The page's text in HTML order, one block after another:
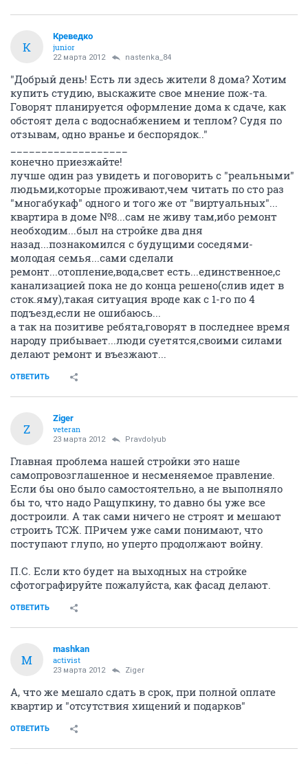
К
Креведко
junior
22 марта 2012 nastenka_84
"Добрый день! Есть ли здесь жители 8 дома? Хотим
купить студию, выскажите свое мнение пож-та.
Говорят планируется оформление дома к сдаче, как
обстоят дела с водоснабжением и теплом? Судя по
отзывам, одно вранье и беспорядок.."
конечно приезжайте!
лучше один раз увидеть и поговорить с "реальными"
людьми,которые проживают,чем читать по сто раз
"многабукаф" одного и того же от "виртуальных"...
квартира в доме №8...сам не живу там,ибо ремонт
необходим...был на стройке два дня
назад...познакомился с будущими соседями-
молодая семья...сами сделали
ремонт...отопление,вода,свет есть...единственное,с
канализацией пока не до конца решено(слив идет в
сток.яму),такая ситуация вроде как с 1-го по 4
подъезд,если не ошибаюсь...
а так на позитиве ребята,говорят в последнее время
народу прибывает...люди суетятся,своими силами
делают ремонт и въезжают...
ОТВЕТИТЬ
Z
Ziger
veteran
23 марта 2012 Pravdolyub
Главная проблема нашей стройки это наше
самопровозглашенное и несменяемое правление.
Если бы оно было самостоятельно, а не выполняло
бы то, что надо Ращупкину, то давно бы уже все
достроили. А так сами ничего не строят и мешают
строить ТСЖ. ПРичем уже сами понимают, что
поступают глупо, но уперто продолжают войну.
П.С. Если кто будет на выходных на стройке
сфотографируйте пожалуйста, как фасад делают.
ОТВЕТИТЬ
M
mashkan
activist
23 марта 2012 Ziger
А, что же мешало сдать в срок, при полной оплате
квартир и "отсутствия хищений и подарков"
ОТВЕТИТЬ